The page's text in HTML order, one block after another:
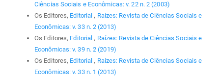
Ciências Sociais e Econômicas: v. 22 n. 2 (2003)
Os Editores, Editorial, Raízes: Revista de Ciências Sociais e
Econômicas: v. 33 n. 2 (2013)
Os Editores, Editorial, Raízes: Revista de Ciências Sociais e
Econômicas: v. 39 n. 2 (2019)
Os Editores, Editorial, Raízes: Revista de Ciências Sociais e
Econômicas: v. 33 n. 1 (2013)